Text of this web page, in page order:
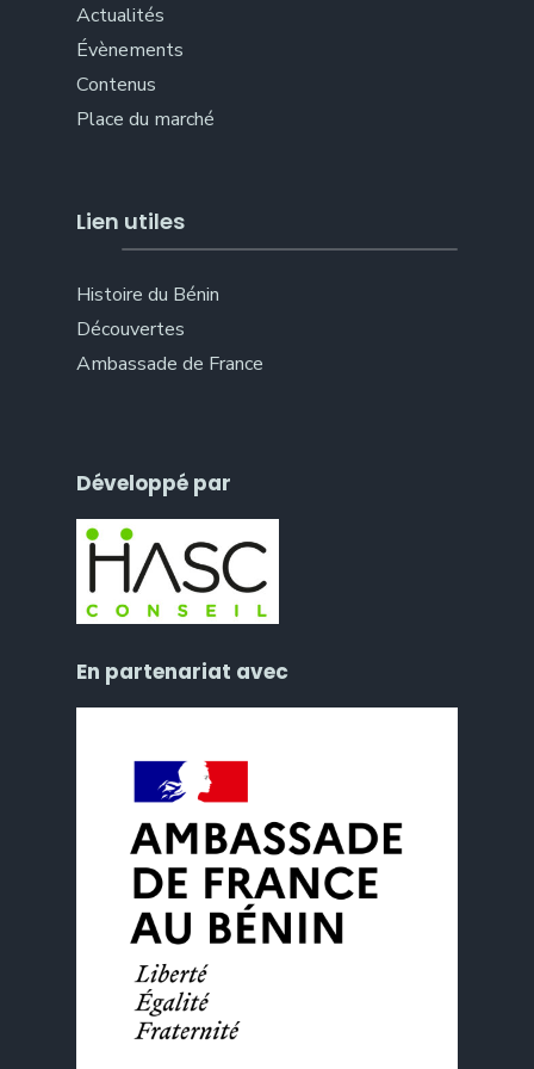
Actualités
Évènements
Contenus
Place du marché
Lien utiles
Histoire du Bénin
Découvertes
Ambassade de France
Développé par
En partenariat avec